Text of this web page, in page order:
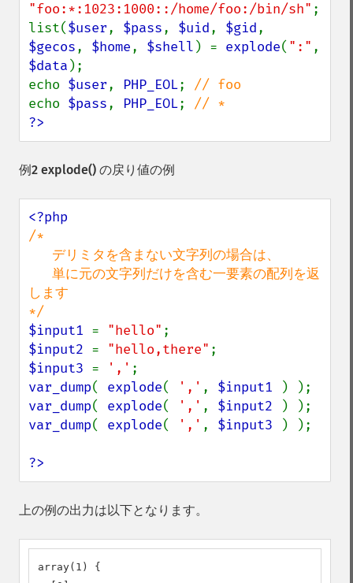
"foo:*:1023:1000::/home/foo:/bin/sh" ;
list($user, $pass, $uid, $gid
$gecos, $home, $shell ) = explode( ":"
$data );
echo $user, PHP_EOL;
echo $pass, PHP_EOL;
?>
例2 explode() の戻り値の例
/*
します
$input1 = "hello"
$input2 = "hello,there"
$input3 = ','
var_dump( explode( ',' , $input1
var_dump( explode( ',' , $input2
var_dump( explode( ',' , $input3 ) );
?>
上の例の出力は以下となります。
array(1) {